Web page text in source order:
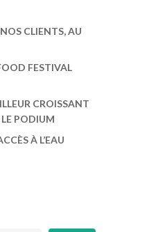
CLIENTS, AU
FESTIVAL
CROISSANT
PODIUM
À L’EAU